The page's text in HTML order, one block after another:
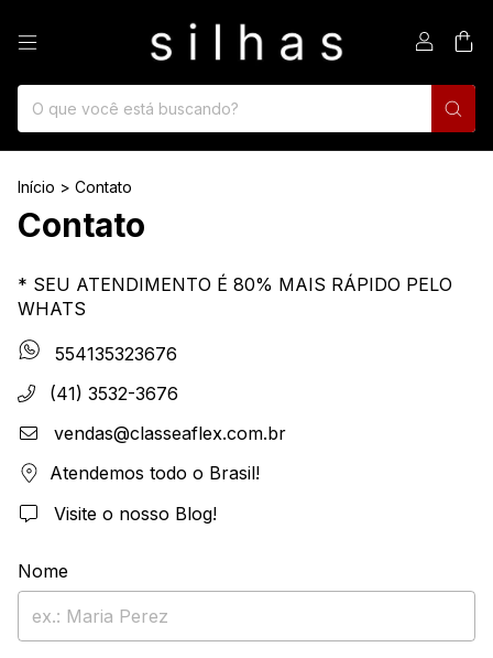
Início > Contato
Contato
* SEU ATENDIMENTO É 80% MAIS RÁPIDO PELO
WHATS
554135323676
(41) 3532-3676
vendas@classeaflex.com.br
Atendemos todo o Brasil!
Visite o nosso Blog!
Nome